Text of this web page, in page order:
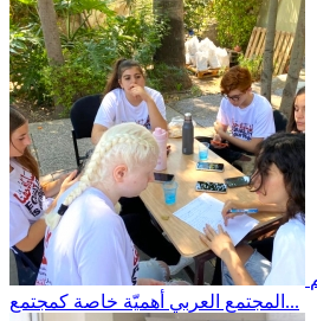
المجتمع العربي أهميّة خاصة كمجتمع...